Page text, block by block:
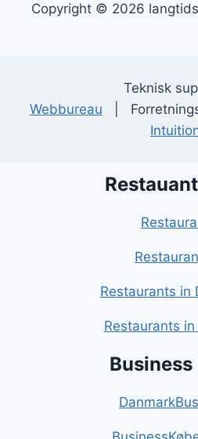
Copyright © 2026
Teknisk
Webbureau |
Restaurants in
Restaurants